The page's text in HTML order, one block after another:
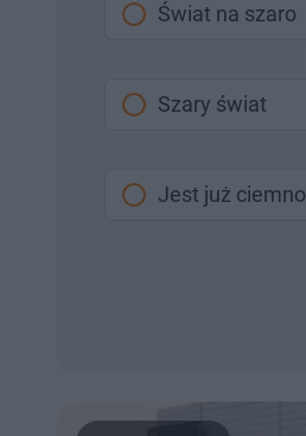
Świat na szaro
Szary świat
Jest już ciemno